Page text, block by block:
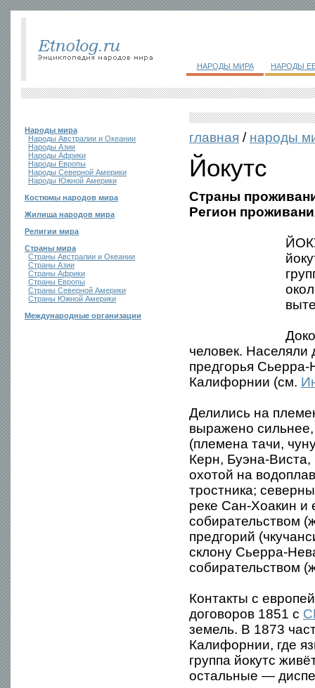
НАРОДЫ МИРА НАРОДЫ
Народы мира
Народы Австралии и Океании
Народы Азии
Народы Африки
Народы Европы
Народы Северной Америки
Народы Южной Америки
Костюмы народов мира
Жилища народов мира
Религии мира
Страны мира
Страны Австралии и Океании
Страны Азии
Страны Африки
Страны Европы
Страны Северной Америки
Страны Южной Америки
Международные организации
главная / народы
Йокутс
Страны
Регион
человек.
предгорья
Калифорнии (см.
Делились на
выражено
(племена тачи,
Керн, Буэна-Виста,
охотой на
тростника;
реке Сан-Хоакин и
собирательством
предгорий
склону Сьерра-
собирательством
Контакты с
договоров 1851 с
земель. В 1873
Калифорнии, где
группа йокутс
остальные —